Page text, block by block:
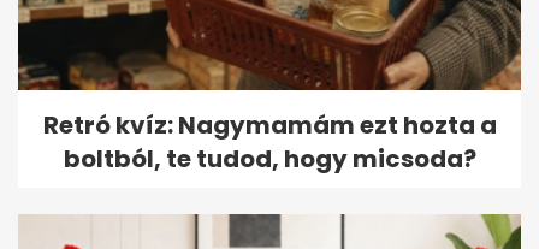
Retró kvíz: Nagymamám ezt hozta a
boltból, te tudod, hogy micsoda?